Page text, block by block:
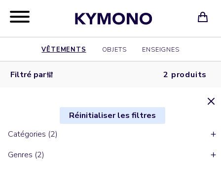
VÊTEMENTS OBJETS ENSEIGNES
Filtré par 2 produits
Réinitialiser les filtres
Catégories (2)
Genres (2)